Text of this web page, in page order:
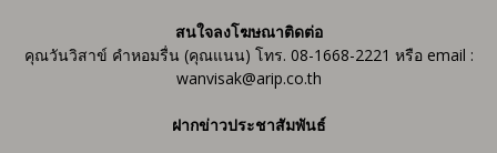
สนใจลงโฆษณาติดต่อ
คุณวันวิสาข์ คำหอมรื่น (คุณแนน) โทร. 08-1668-2221 หรือ email :
wanvisak@arip.co.th
ฝากข่าวประชาสัมพันธ์